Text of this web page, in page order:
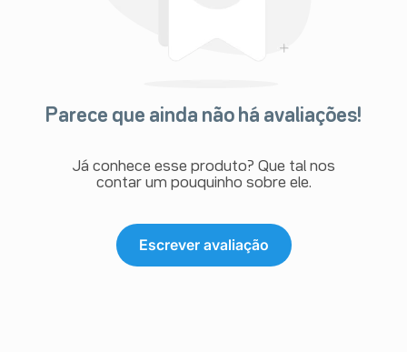
Parece que ainda não há avaliações!
Já conhece esse produto? Que tal nos
contar um pouquinho sobre ele.
Escrever avaliação